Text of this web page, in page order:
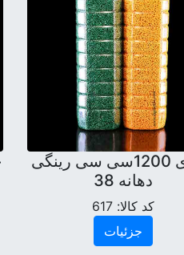
بطری 1200سی سی رینگی
دهانه 38
کد کالا:617
جزئیات